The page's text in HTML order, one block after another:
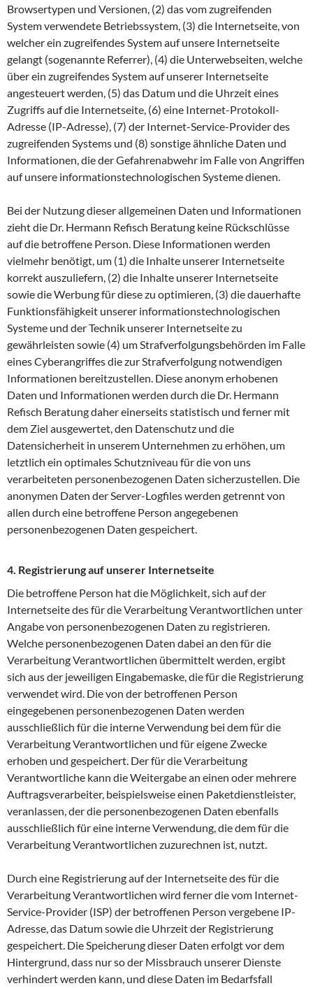
Browsertypen und Versionen, (2) das vom zugreifenden
System verwendete Betriebssystem, (3) die Internetseite, von
welcher ein zugreifendes System auf unsere Internetseite
gelangt (sogenannte Referrer), (4) die Unterwebseiten, welche
über ein zugreifendes System auf unserer Internetseite
angesteuert werden, (5) das Datum und die Uhrzeit eines
Zugriffs auf die Internetseite, (6) eine Internet-Protokoll-
Adresse (IP-Adresse), (7) der Internet-Service-Provider des
zugreifenden Systems und (8) sonstige ähnliche Daten und
Informationen, die der Gefahrenabwehr im Falle von Angriffen
auf unsere informationstechnologischen Systeme dienen.
Bei der Nutzung dieser allgemeinen Daten und Informationen
zieht die Dr. Hermann Refisch Beratung keine Rückschlüsse
auf die betroffene Person. Diese Informationen werden
vielmehr benötigt, um (1) die Inhalte unserer Internetseite
korrekt auszuliefern, (2) die Inhalte unserer Internetseite
sowie die Werbung für diese zu optimieren, (3) die dauerhafte
Funktionsfähigkeit unserer informationstechnologischen
Systeme und der Technik unserer Internetseite zu
gewährleisten sowie (4) um Strafverfolgungsbehörden im Falle
eines Cyberangriffes die zur Strafverfolgung notwendigen
Informationen bereitzustellen. Diese anonym erhobenen
Daten und Informationen werden durch die Dr. Hermann
Refisch Beratung daher einerseits statistisch und ferner mit
dem Ziel ausgewertet, den Datenschutz und die
Datensicherheit in unserem Unternehmen zu erhöhen, um
letztlich ein optimales Schutzniveau für die von uns
verarbeiteten personenbezogenen Daten sicherzustellen. Die
anonymen Daten der Server-Logfiles werden getrennt von
allen durch eine betroffene Person angegebenen
personenbezogenen Daten gespeichert.
4. Registrierung auf unserer Internetseite
Die betroffene Person hat die Möglichkeit, sich auf der
Internetseite des für die Verarbeitung Verantwortlichen unter
Angabe von personenbezogenen Daten zu registrieren.
Welche personenbezogenen Daten dabei an den für die
Verarbeitung Verantwortlichen übermittelt werden, ergibt
sich aus der jeweiligen Eingabemaske, die für die Registrierung
verwendet wird. Die von der betroffenen Person
eingegebenen personenbezogenen Daten werden
ausschließlich für die interne Verwendung bei dem für die
Verarbeitung Verantwortlichen und für eigene Zwecke
erhoben und gespeichert. Der für die Verarbeitung
Verantwortliche kann die Weitergabe an einen oder mehrere
Auftragsverarbeiter, beispielsweise einen Paketdienstleister,
veranlassen, der die personenbezogenen Daten ebenfalls
ausschließlich für eine interne Verwendung, die dem für die
Verarbeitung Verantwortlichen zuzurechnen ist, nutzt.
Durch eine Registrierung auf der Internetseite des für die
Verarbeitung Verantwortlichen wird ferner die vom Internet-
Service-Provider (ISP) der betroffenen Person vergebene IP-
Adresse, das Datum sowie die Uhrzeit der Registrierung
gespeichert. Die Speicherung dieser Daten erfolgt vor dem
Hintergrund, dass nur so der Missbrauch unserer Dienste
verhindert werden kann, und diese Daten im Bedarfsfall